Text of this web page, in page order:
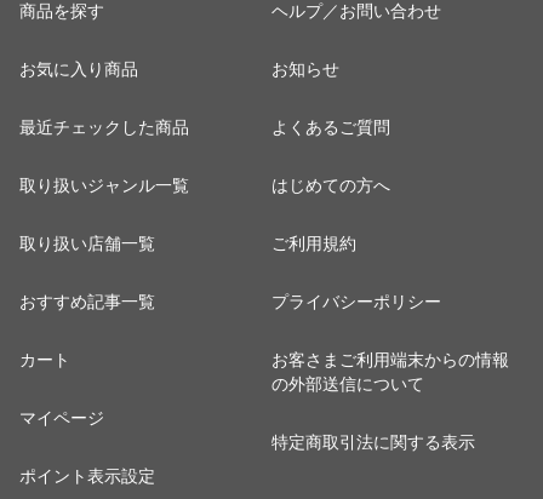
商品を探す
お気に入り商品
最近チェックした商品
取り扱いジャンル一覧
取り扱い店舗一覧
おすすめ記事一覧
カート
マイページ
ポイント表示設定
ヘルプ／お問い合わせ
お知らせ
よくあるご質問
はじめての方へ
ご利用規約
プライバシーポリシー
お客さまご利用端末からの情報
の外部送信について
特定商取引法に関する表示